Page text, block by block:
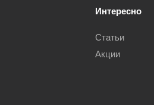
Интересно
Статьи
Акции